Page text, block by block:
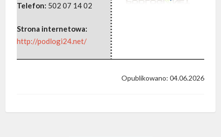
Telefon: 502 07 14 02
Strona internetowa:
http://podlogi24.net/
Opublikowano: 04.06.2026